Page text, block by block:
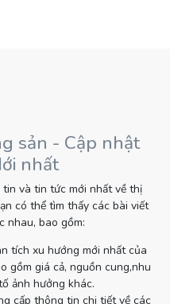
sản - Cập nhật
nhất
và tin tức mới nhất về thị
có thể tìm thấy các bài viết
nhau, bao gồm:
tích xu hướng mới nhất của
gồm giá cả, nguồn cung,nhu
ảnh hưởng khác.
cấp thông tin chi tiết về các